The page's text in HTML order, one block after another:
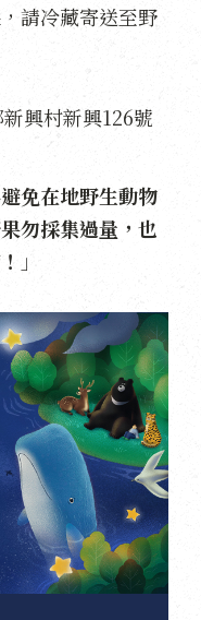
請冷藏寄送至野
興村新興126號
免在地野生動物
勿採集過量，也
」